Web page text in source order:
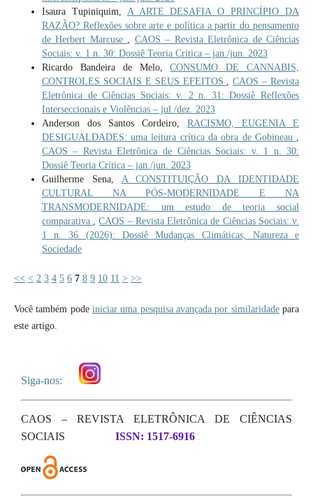
Isaura Tupiniquim, A ARTE DESAFIA O PRINCÍPIO DA
RAZÃO? Reflexões sobre arte e política a partir do pensamento
de Herbert Marcuse
CAOS – Revista Eletrônica de Ciências
Sociais: v. 1 n. 30: Dossiê Teoria Crítica – jan./jun. 2023
Ricardo Bandeira de Melo,CONSUMO DE CANNABIS,
CONTROLES SOCIAIS E SEUS EFEITOS
,CAOS – Revista
Eletrônica de Ciências Sociais: v. 2 n. 31: Dossiê Reflexões
Interseccionais e Violências – jul./dez. 2023
Anderson dos Santos Cordeiro,RACISMO, EUGENIA E
DESIGUALDADES: uma leitura crítica da obra de Gobineau
CAOS – Revista Eletrônica de Ciências Sociais: v. 1 n. 30:
Dossiê Teoria Crítica – jan./jun. 2023
Guilherme Sena, A CONSTITUIÇÃO DA IDENTIDADE
CULTURAL NA PÓS-MODERNIDADE E NA
TRANSMODERNIDADE: um estudo de teoria social
comparativa
,CAOS – Revista Eletrônica de Ciências Sociais: v.
1 n. 36 (2026): Dossiê Mudanças Climáticas, Natureza e
Sociedade
<< < 2 3 4 5 6 7 8 9 10 11 > >>
Você também pode iniciar uma pesquisa avançada por similaridadepara
este artigo.
Siga-nos:
CAOS – REVISTA ELETRÔNICA DE CIÊNCIAS
SOCIAIS
ISSN: 1517-6916